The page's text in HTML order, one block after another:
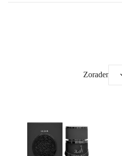
Zoradenie: